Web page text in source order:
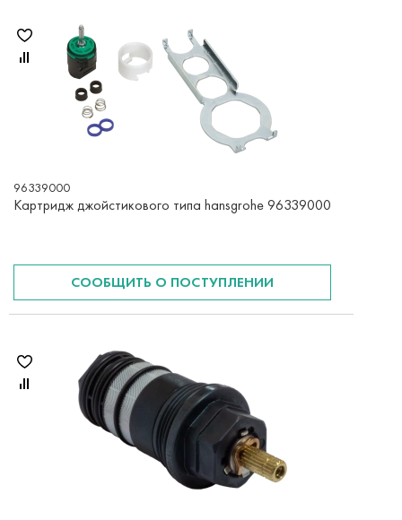
96339000
Картридж джойстикового типа hansgrohe 96339000
СООБЩИТЬ О ПОСТУПЛЕНИИ